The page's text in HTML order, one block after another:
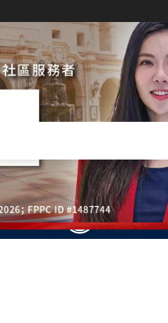
- Advertisement -